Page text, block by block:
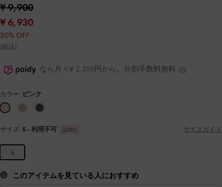
¥ 9,900
¥ 6,930
30% OFF
(税込)
なら月々¥ 2,310円から。分割手数料無料
カラー: ピンク
サイズ: S - 利用不可 品切れ サイズガイド
S
このアイテムを見ている人におすすめ